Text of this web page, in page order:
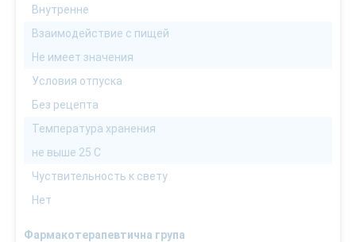
Внутренне
Взаимодействие с пищей
Не имеет значения
Условия отпуска
Без рецепта
Температура хранения
не выше 25 С
Чуствительность к свету
Нет
Фармакотерапевтична група